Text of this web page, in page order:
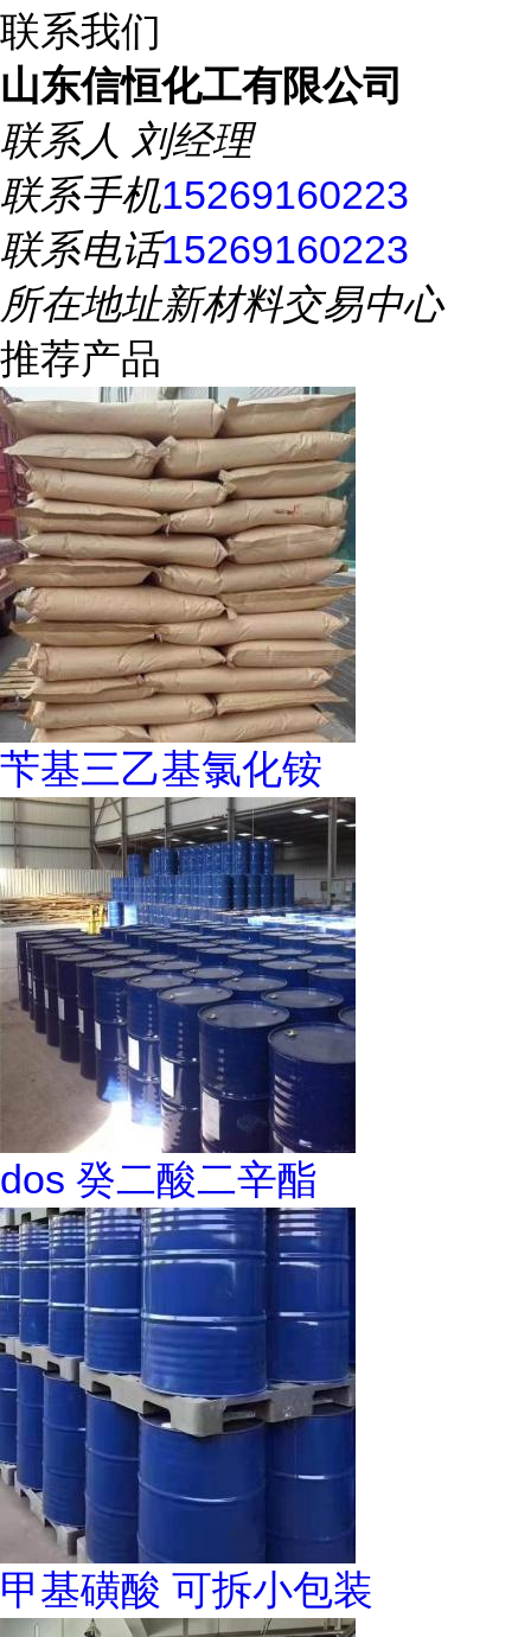
联系我们
山东信恒化工有限公司
联系人 刘经理
联系手机15269160223
联系电话15269160223
所在地址新材料交易中心
推荐产品
苄基三乙基氯化铵
dos 癸二酸二辛酯
甲基磺酸 可拆小包装